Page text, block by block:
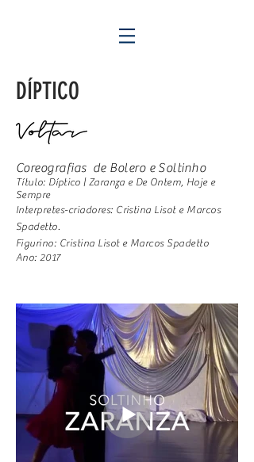
DÍPTICO
Coreografias de Bolero e Soltinho
Título: Díptico | Zaranza e De Ontem, Hoje e
Sempre
Interpretes-criadores: Cristina Lisot e Marcos
Spadetto.
Figurino: Cristina Lisot e Marcos Spadetto
Ano: 2017